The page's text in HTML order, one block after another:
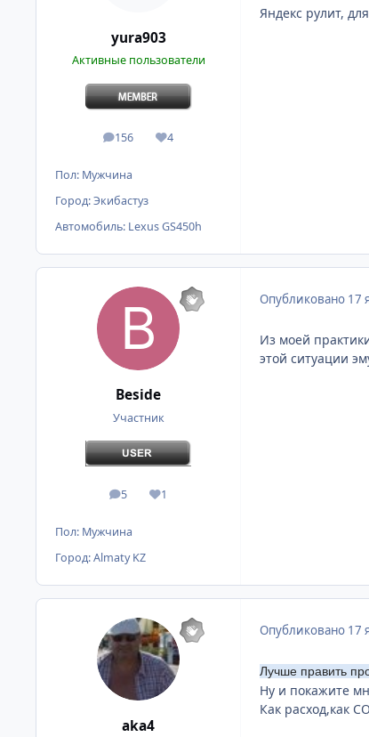
yura903
Активные пользователи
156
сообщения
4
Репутация
Пол: Мужчина
Город:Экибастуз
Автомобиль: Lexus GS450h
Яндекс рулит,
Beside
Участник
5
сообщения
1
Репутация
Пол: Мужчина
Город:Almaty KZ
Опубликовано 17
Из моей
этой ситуации
aka4
Опубликовано 17
Лучше править
Ну и покажите
Как расход,как